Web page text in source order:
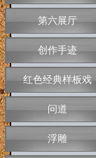
第六展厅
创作手迹
红色经典样板戏
问道
浮雕